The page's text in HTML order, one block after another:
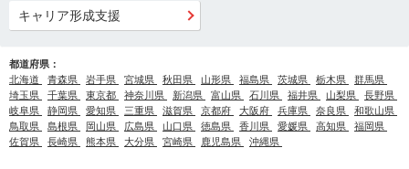
キャリア形成支援
都道府県：
北海道
青森県 岩手県 宮城県 秋田県 山形県 福島県 茨城県 栃木県
群馬県
埼玉県
千葉県 東京都 神奈川県 新潟県 富山県 石川県 福井県 山梨県
長野県
岐阜県
静岡県 愛知県 三重県 滋賀県 京都府 大阪府 兵庫県 奈良県
和歌山県
鳥取県
島根県 岡山県 広島県 山口県 徳島県 香川県 愛媛県 高知県
福岡県
佐賀県
長崎県 熊本県 大分県 宮崎県 鹿児島県 沖縄県